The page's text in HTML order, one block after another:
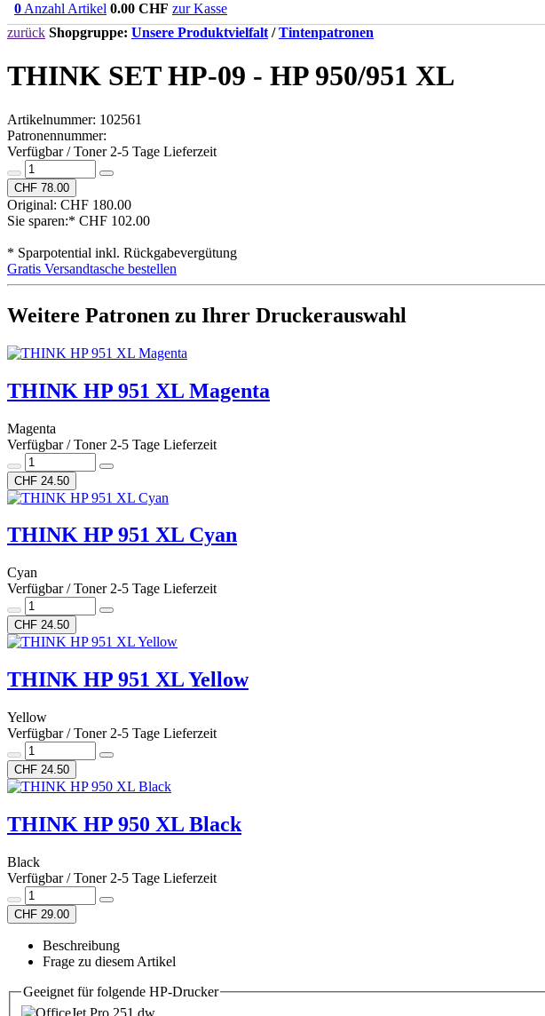
0 Anzahl Artikel 0.00 CHF zur Kasse
zurück Shopgruppe: Unsere Produktvielfalt /Tintenpatronen
THINK SET HP-09 - HP 950/951 XL
Artikelnummer: 102561
Patronennummer:
Verfügbar / Toner 2-5 Tage Lieferzeit
CHF 78.00
Original: CHF 180.00
Sie sparen:* CHF 102.00
* Sparpotential inkl. Rückgabevergütung
Gratis Versandtasche bestellen
Weitere Patronen zu Ihrer Druckerauswahl
THINK HP 951 XL Magenta
Magenta
Verfügbar / Toner 2-5 Tage Lieferzeit
CHF 24.50
THINK HP 951 XL Cyan
Cyan
Verfügbar / Toner 2-5 Tage Lieferzeit
CHF 24.50
THINK HP 951 XL Yellow
Yellow
Verfügbar / Toner 2-5 Tage Lieferzeit
CHF 24.50
THINK HP 950 XL Black
Black
Verfügbar / Toner 2-5 Tage Lieferzeit
CHF 29.00
Beschreibung
Frage zu diesem Artikel
Geeignet für folgende HP-Drucker